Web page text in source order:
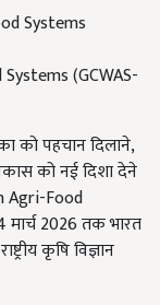
(GCWAS-
को पहचान दिलाने,
को नई दिशा देने
Agri-Food
2026 तक भारत
कृषि विज्ञान